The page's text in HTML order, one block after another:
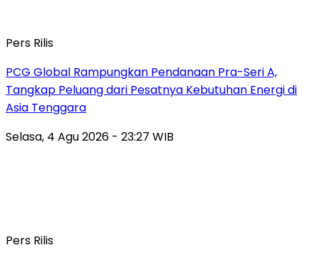
Pers Rilis
PCG Global Rampungkan Pendanaan Pra-Seri A,
Tangkap Peluang dari Pesatnya Kebutuhan Energi di
Asia Tenggara
Selasa, 4 Agu 2026 - 23:27 WIB
Pers Rilis